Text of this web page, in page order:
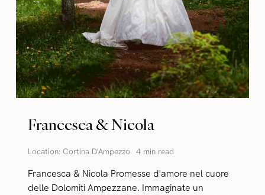
Francesca & Nicola
Location:Cortina D'Ampezzo 4 min read
Francesca & Nicola Promesse d'amore nel cuore
delle Dolomiti Ampezzane. Immaginate un